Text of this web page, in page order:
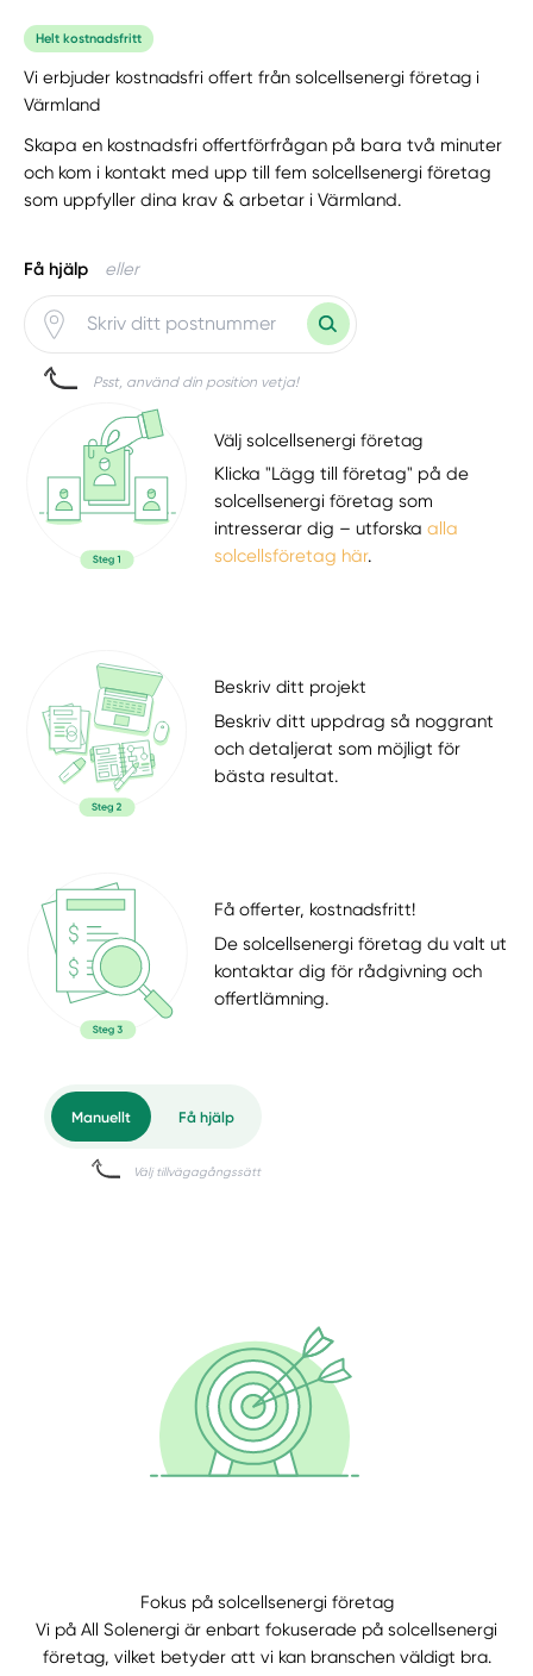
Helt kostnadsfritt
Vi erbjuder kostnadsfri offert från solcellsenergi företag i
Värmland
Skapa en kostnadsfri offertförfrågan på bara två minuter
och kom i kontakt med upp till fem solcellsenergi företag
som uppfyller dina krav & arbetar i Värmland.
Få hjälp eller
Psst, använd din position vetja!
Välj solcellsenergi företag
Klicka "Lägg till företag" på de
solcellsenergi företag som
intresserar dig – utforskaalla
solcellsföretag här.
Beskriv ditt projekt
Beskriv ditt uppdrag så noggrant
och detaljerat som möjligt för
bästa resultat.
Få offerter, kostnadsfritt!
De solcellsenergi företag du valt ut
kontaktar dig för rådgivning och
offertlämning.
Fokus på solcellsenergi företag
Vi på All Solenergi är enbart fokuserade på solcellsenergi
företag, vilket betyder att vi kan branschen väldigt bra.